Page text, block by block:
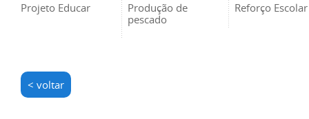
Projeto Educar
Produção de
pescado
Reforço Escolar
< voltar